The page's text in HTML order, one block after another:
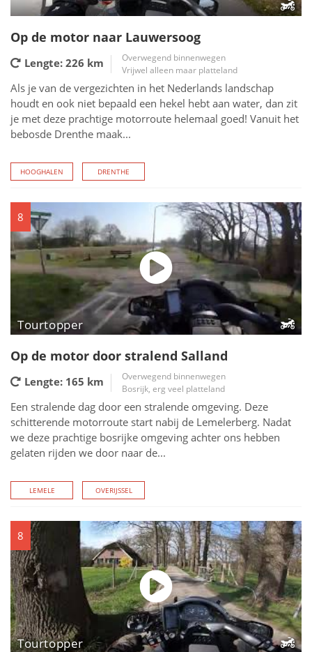
Op de motor naar Lauwersoog
Lengte: 226 km
Overwegend binnenwegen
Vrijwel alleen maar platteland
Als je van de vergezichten in het Nederlands landschap
houdt en ook niet bepaald een hekel hebt aan water, dan zit
je met deze prachtige motorroute helemaal goed! Vanuit het
bebosde Drenthe maak...
HOOGHALEN DRENTHE
8
Tourtopper
Op de motor door stralend Salland
Lengte: 165 km
Overwegend binnenwegen
Bosrijk, erg veel platteland
Een stralende dag door een stralende omgeving. Deze
schitterende motorroute start nabij de Lemelerberg. Nadat
we deze prachtige bosrijke omgeving achter ons hebben
gelaten rijden we door naar de...
LEMELE OVERIJSSEL
8
Tourtopper